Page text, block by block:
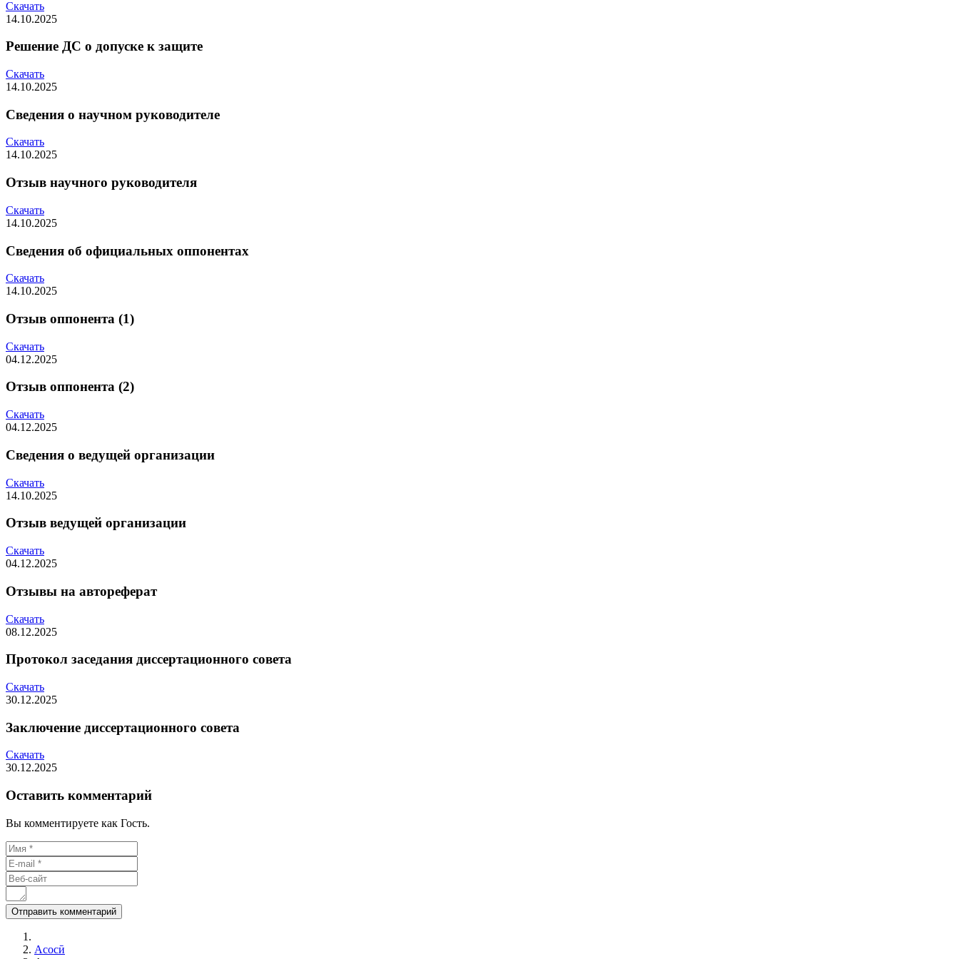
Скачать
14.10.2025
Решение ДС о допуске к защите
Скачать
14.10.2025
Сведения о научном руководителе
Скачать
14.10.2025
Отзыв научного руководителя
Скачать
14.10.2025
Сведения об официальных оппонентах
Скачать
14.10.2025
Отзыв оппонента (1)
Скачать
04.12.2025
Отзыв оппонента (2)
Скачать
04.12.2025
Сведения о ведущей организации
Скачать
14.10.2025
Отзыв ведущей организации
Скачать
04.12.2025
Отзывы на автореферат
Скачать
08.12.2025
Протокол заседания диссертационного совета
Скачать
30.12.2025
Заключение диссертационного совета
Скачать
30.12.2025
Оставить комментарий
Вы комментируете как Гость.
Асосӣ